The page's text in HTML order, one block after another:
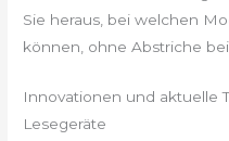
Sie heraus, bei welchen
können, ohne Abstriche
Innovationen und aktuelle
Lesegeräte